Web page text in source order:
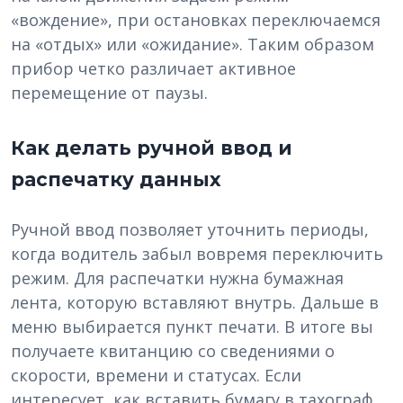
«вождение», при остановках переключаемся
на «отдых» или «ожидание». Таким образом
прибор четко различает активное
перемещение от паузы.
Как делать ручной ввод и
распечатку данных
Ручной ввод позволяет уточнить периоды,
когда водитель забыл вовремя переключить
режим. Для распечатки нужна бумажная
лента, которую вставляют внутрь. Дальше в
меню выбирается пункт печати. В итоге вы
получаете квитанцию со сведениями о
скорости, времени и статусах. Если